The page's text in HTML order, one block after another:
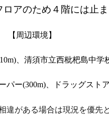
アのため４階には止
【周辺環境】
、清須市立西枇杷島中学
パー(300m)、ドラッグスト
違がある場合は現況を優先